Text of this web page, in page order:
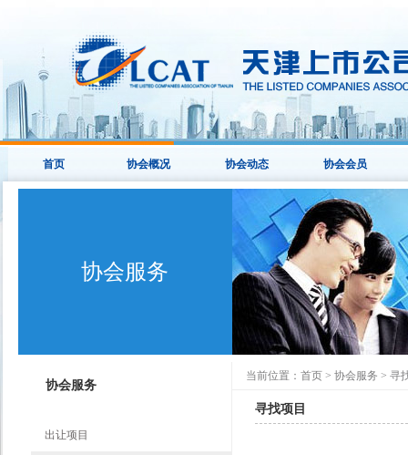
首页 协会概况 协会动态 协会会员
协会服务
协会服务
出让项目
当前位置： 首页 > 协会服务 > 寻
寻找项目